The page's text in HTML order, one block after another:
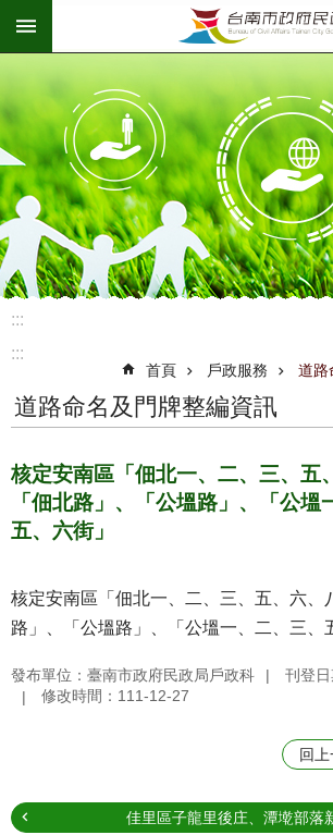
跳到主要內容區塊
:::
:::
首頁 戶政服務 道路
道路命名及門牌整編資訊
核定安南區「佃北一、二、三、五
「佃北路」、「公塭路」、「公塭
五、六街」
核定安南區「佃北一、二、三、五、六、
路」、「公塭路」、「公塭一、二、三、
發布單位：臺南市政府民政局戶政科
刊登
修改時間：111-12-27
回
佳里區子龍里後庄、潭墘部落